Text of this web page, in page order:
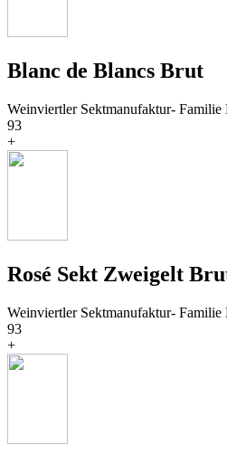
Blanc de Blancs Brut
Weinviertler Sektmanufaktur- Familie
93
+
Rosé Sekt Zweigelt
Weinviertler Sektmanufaktur- Familie
93
+